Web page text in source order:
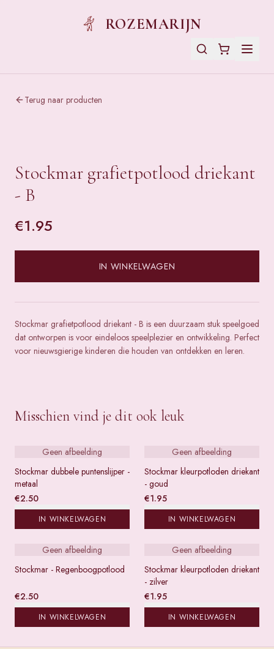
ROZEMARIJN
Terug naar producten
Stockmar grafietpotlood driekant
- B
€1.95
IN WINKELWAGEN
Stockmar grafietpotlood driekant - B is een duurzaam stuk speelgoed
dat ontworpen is voor eindeloos speelplezier en ontwikkeling. Perfect
voor nieuwsgierige kinderen die houden van ontdekken en leren.
Misschien vind je dit ook leuk
Geen afbeelding
Stockmar dubbele puntenslijper -
metaal
€2.50
IN WINKELWAGEN
Geen afbeelding
Stockmar kleurpotloden driekant
- goud
€1.95
IN WINKELWAGEN
Geen afbeelding
Stockmar - Regenboogpotlood
€2.50
IN WINKELWAGEN
Geen afbeelding
Stockmar kleurpotloden driekant
- zilver
€1.95
IN WINKELWAGEN